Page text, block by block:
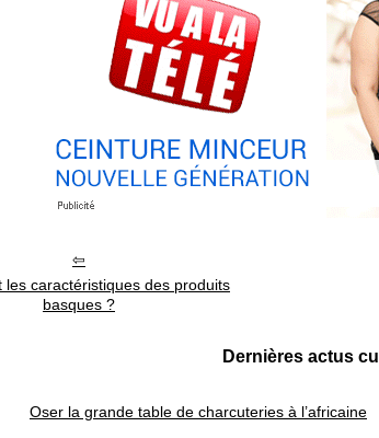
les caractéristiques des produits
basques ?
Dernières actus
Oser la grande table de charcuteries à l’africaine